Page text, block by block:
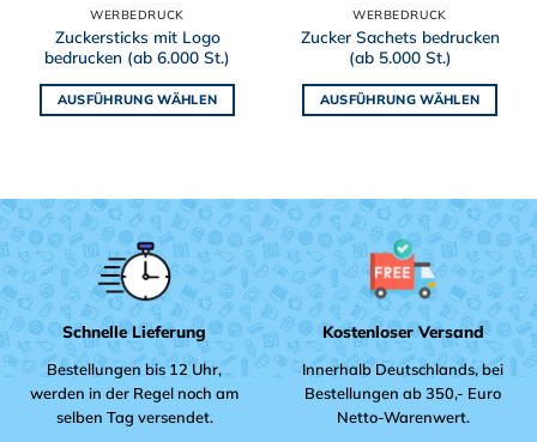
WERBEDRUCK
Zuckersticks mit Logo
bedrucken (ab 6.000 St.)
AUSFÜHRUNG WÄHLEN
mehrere
Varianten
auf.
Die
Optionen
können
auf
der
Produktseite
gewählt
WERBEDRUCK
Zucker Sachets bedrucken
(ab 5.000 St.)
AUSFÜHRUNG WÄHLEN
mehrere
Varianten
auf.
Die
Optionen
können
auf
der
Produktseite
gewählt
Schnelle Lieferung
Bestellungen bis 12 Uhr,
werden in der Regel noch am
selben Tag versendet.
Kostenloser Versand
Innerhalb Deutschlands, bei
Bestellungen ab 350,- Euro
Netto-Warenwert.